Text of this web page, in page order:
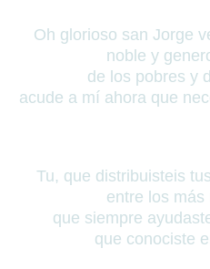
Oh glorioso san Jorge
noble y
de los pobres y
acude a mí ahora que
Tu, que distribuisteis
entre los más
que siempre
que conociste